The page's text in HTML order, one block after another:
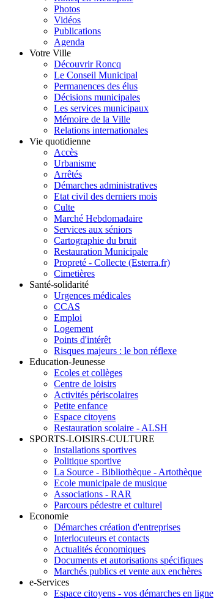
Photos
Vidéos
Publications
Agenda
Votre Ville
Découvrir Roncq
Le Conseil Municipal
Permanences des élus
Décisions municipales
Les services municipaux
Mémoire de la Ville
Relations internationales
Vie quotidienne
Accès
Urbanisme
Arrêtés
Démarches administratives
Etat civil des derniers mois
Culte
Marché Hebdomadaire
Services aux séniors
Cartographie du bruit
Restauration Municipale
Propreté - Collecte (Esterra.fr)
Cimetières
Santé-solidarité
Urgences médicales
CCAS
Emploi
Logement
Points d'intérêt
Risques majeurs : le bon réflexe
Education-Jeunesse
Ecoles et collèges
Centre de loisirs
Activités périscolaires
Petite enfance
Espace citoyens
Restauration scolaire - ALSH
SPORTS-LOISIRS-CULTURE
Installations sportives
Politique sportive
La Source - Bibliothèque - Artothèque
Ecole municipale de musique
Associations - RAR
Parcours pédestre et culturel
Economie
Démarches création d'entreprises
Interlocuteurs et contacts
Actualités économiques
Documents et autorisations spécifiques
Marchés publics et vente aux enchères
e-Services
Espace citoyens - vos démarches en ligne